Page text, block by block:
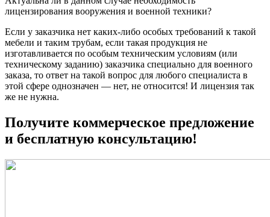
лицензирования вооружения и военной техники?
Если у заказчика нет каких-либо особых требований к такой
мебели и таким трубам, если такая продукция не
изготавливается по особым техническим условиям (или
техническому заданию) заказчика специально для военного
заказа, то ответ на такой вопрос для любого специалиста в
этой сфере однозначен — нет, не относится! И лицензия так
же не нужна.
Получите коммерческое предложение
и бесплатную консультацию!